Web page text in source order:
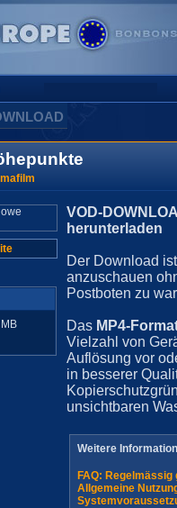
MB
VOD-
herunterladen
Der Download
anzuschauen
Postboten zu
Das MP4-
Vielzahl von
Auflösung vor
in besserer
unsichtbaren
Weitere
FAQ:
Allgemeine